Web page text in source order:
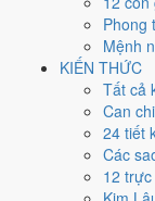
Phong
Mệnh
KIẾN THỨC
Tất cả
Can
24 tiết
Các
12 trực
khai trương, ký kết.
Tý, Thìn, Tỵhợp
Ngày 15/
việc gì?
Ngày 15/6/2026 đạt